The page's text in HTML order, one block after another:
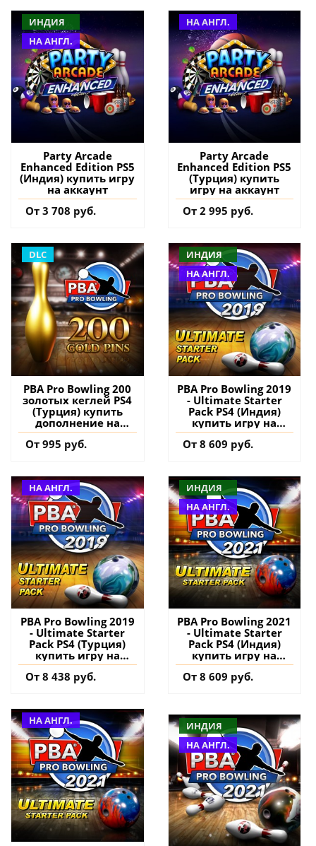
ИНДИЯ
НА АНГЛ.
Party Arcade
Enhanced Edition PS5
(Индия) купить игру
на аккаунт
От 3 708 руб.
НА АНГЛ.
Party Arcade
Enhanced Edition PS5
(Турция) купить
игру на аккаунт
От 2 995 руб.
DLC
PBA Pro Bowling 200
золотых кеглей PS4
(Турция) купить
дополнение на
аккаунт
От 995 руб.
ИНДИЯ
НА АНГЛ.
PBA Pro Bowling 2019
- Ultimate Starter
Pack PS4 (Индия)
купить игру на
аккаунт
От 8 609 руб.
НА АНГЛ.
PBA Pro Bowling 2019
- Ultimate Starter
Pack PS4 (Турция)
купить игру на
аккаунт
От 8 438 руб.
ИНДИЯ
НА АНГЛ.
PBA Pro Bowling 2021
- Ultimate Starter
Pack PS4 (Индия)
купить игру на
аккаунт
От 8 609 руб.
НА АНГЛ.
ИНДИЯ
НА АНГЛ.